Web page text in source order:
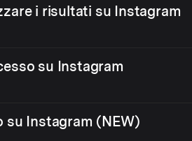
i risultati su Instagram
su Instagram
su Instagram (NEW)